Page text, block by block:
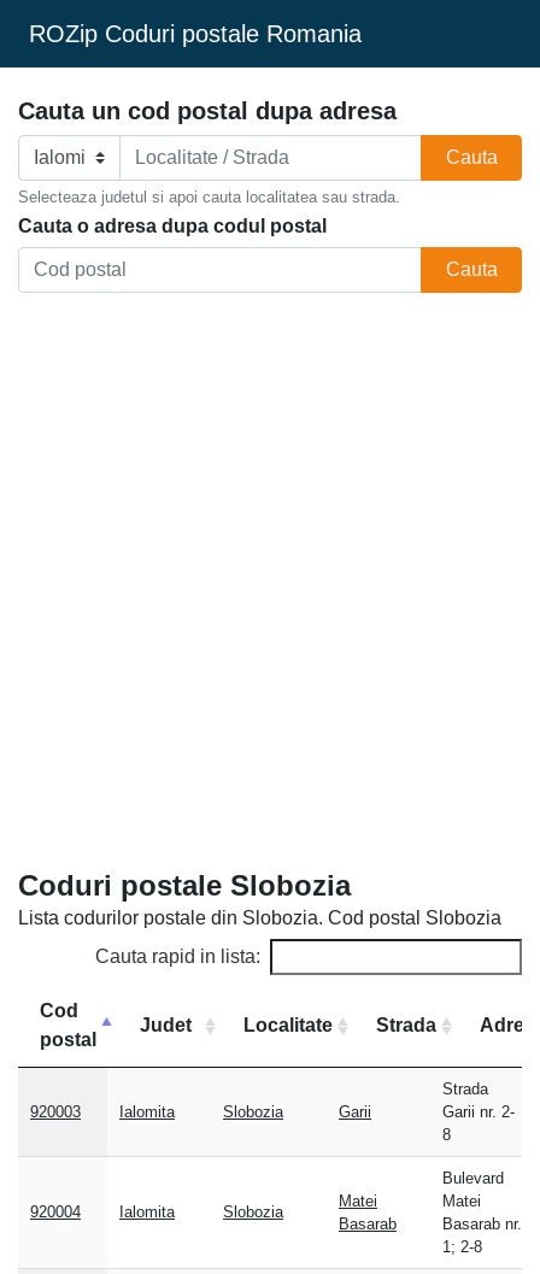
ROZip Coduri postale Romania
Cauta un cod postal dupa adresa
Cauta
Selecteaza judetul si apoi cauta localitatea sau strada.
Cauta o adresa dupa codul postal
Cauta
Coduri postale Slobozia
Lista codurilor postale din Slobozia. Cod postal Slobozia
Cauta rapid in lista:
Cod
postal
Judet Localitate Strada
postal
Adresa
920003
Ialomita Slobozia Garii
Strada
Garii nr. 2-
8
920004 Ialomita Slobozia
Matei
Basarab
Bulevard
Matei
Basarab nr.
1; 2-8